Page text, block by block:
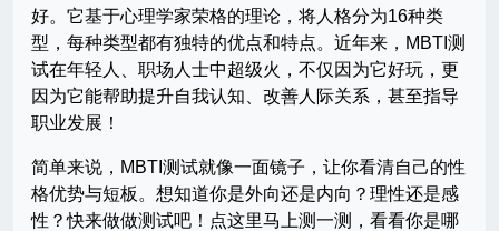
好。它基于心理学家荣格的理论，将人格分为16种类
型，每种类型都有独特的优点和特点。近年来，MBTI测
试在年轻人、职场人士中超级火，不仅因为它好玩，更
因为它能帮助提升自我认知、改善人际关系，甚至指导
职业发展！
简单来说，MBTI测试就像一面镜子，让你看清自己的性
格优势与短板。想知道你是外向还是内向？理性还是感
性？快来做做测试吧！点这里马上测一测，看看你是哪